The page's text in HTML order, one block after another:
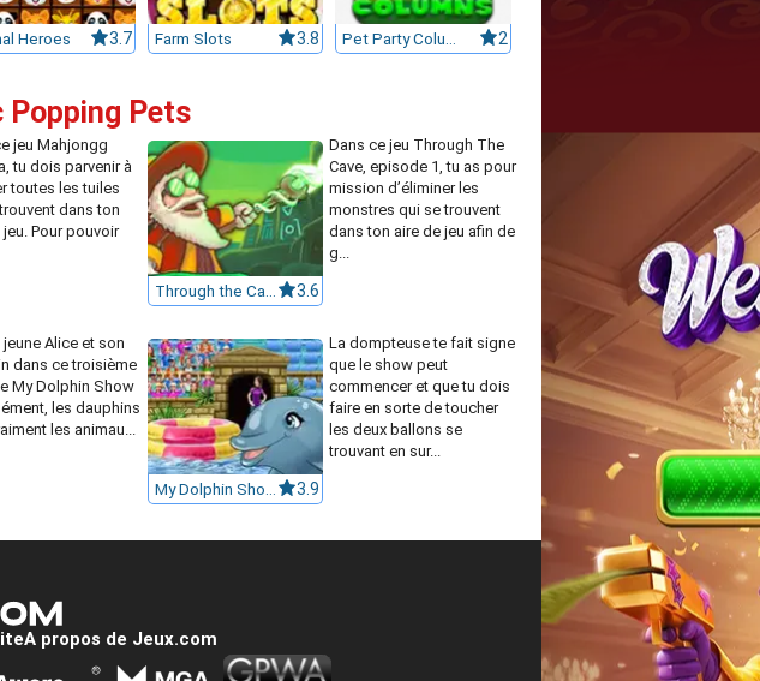
Heroes 3.7 Farm Slots 3.8 Pet Party Columns 2
Popping Pets
jeu Mahjongg
tu dois parvenir à
toutes les tuiles
dans ton
jeu. Pour pouvoir
3.6
Dans ce jeu Through The
Cave, episode 1, tu as pour
mission d’éliminer les
monstres qui se trouvent
dans ton aire de jeu afin de
g...
jeune Alice et son
dans ce troisième
My Dolphin Show
les dauphins
les animau...
3.9
La dompteuse te fait signe
que le show peut
commencer et que tu dois
faire en sorte de toucher
les deux ballons se
trouvant en sur...
A propos de Jeux.com